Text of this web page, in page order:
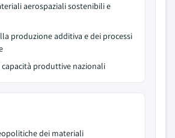
aerospaziali sostenibili e
produzione additiva e dei processi
produttive nazionali
dei materiali